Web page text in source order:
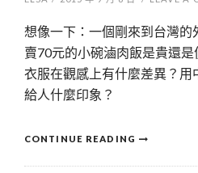
想像一下：一個剛來到台灣
賣70元的小碗滷肉飯是貴還
衣服在觀感上有什麼差異？用
給人什麼印象？
CONTINUE READING